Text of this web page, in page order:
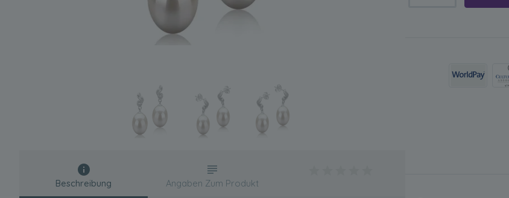
Beschreibung Angaben Zum Produkt